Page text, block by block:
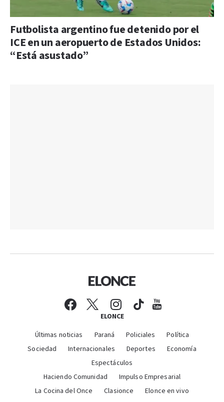
Futbolista argentino fue detenido por el
ICE en un aeropuerto de Estados Unidos:
“Está asustado”
ELONCE
Últimas noticias Paraná Policiales
Política
Sociedad
Internacionales Deportes
Economía
Espectáculos
Haciendo Comunidad
Impulso Empresarial
La Cocina del Once
Clasionce
Elonce en vivo